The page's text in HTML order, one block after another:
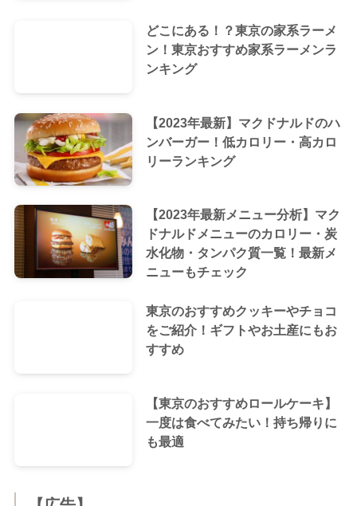
どこにある！？東京の家系ラーメ
ン！東京おすすめ家系ラーメンラ
ンキング
【2023年最新】マクドナルドのハ
ンバーガー！低カロリー・高カロ
リーランキング
【2023年最新メニュー分析】マク
ドナルドメニューのカロリー・炭
水化物・タンパク質一覧！最新メ
ニューもチェック
東京のおすすめクッキーやチョコ
をご紹介！ギフトやお土産にもお
すすめ
【東京のおすすめロールケーキ】
一度は食べてみたい！持ち帰りに
も最適